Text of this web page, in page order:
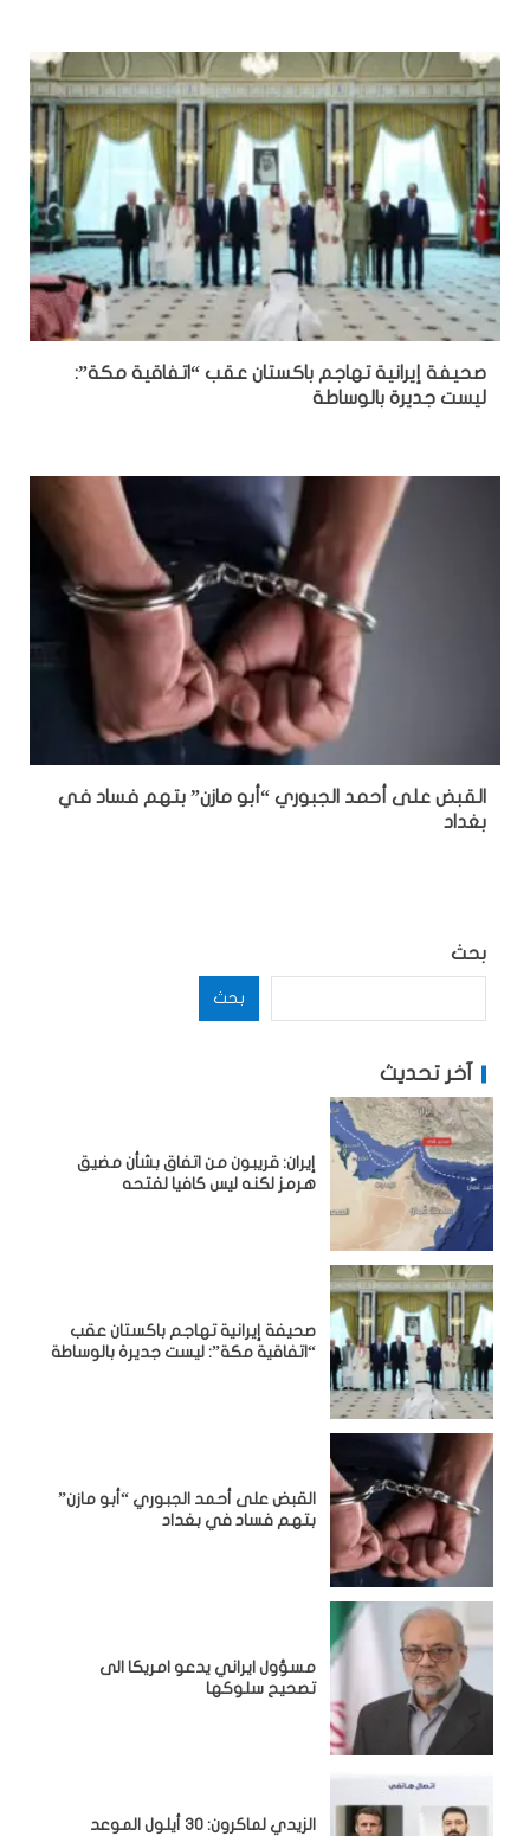
صحيفة إيرانية تهاجم باكستان عقب “اتفاقية مكة”:
ليست جديرة بالوساطة
القبض على أحمد الجبوري “أبو مازن” بتهم فساد في
بغداد
بحث
بحث
آخر تحديث
إيران: قريبون من اتفاق بشأن مضيق
هرمز لكنه ليس كافيا لفتحه
صحيفة إيرانية تهاجم باكستان عقب
“اتفاقية مكة”: ليست جديرة بالوساطة
القبض على أحمد الجبوري “أبو مازن”
بتهم فساد في بغداد
مسؤول ايراني يدعو امريكا الى
تصحيح سلوكها
الزيدي لماكرون: 30 أيلول الموعد